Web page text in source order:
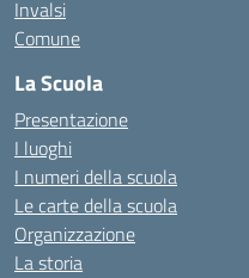
Invalsi
Comune
La Scuola
Presentazione
I luoghi
I numeri della scuola
Le carte della scuola
Organizzazione
La storia